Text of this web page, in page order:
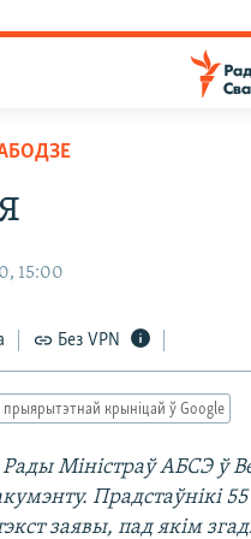
15:00
Без VPN
прыярытэтнай крыніцай ў Google
Міністраў АБСЭ ў
Прадстаўнікі
заявы, пад якім